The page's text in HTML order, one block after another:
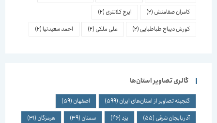
کامران صفامنش(2) ایرج کلانتری(2)
کورش دیباج طباطبایی(2) علی ملکی(2) احمد سعیدنیا(2)
گالری تصاویر استان‌ها
گنجینه تصاویر از استان‌های ایران(599) اصفهان(59)
آذربایجان شرقی(55)
(46) سمنان(39) هرمزگان(31)